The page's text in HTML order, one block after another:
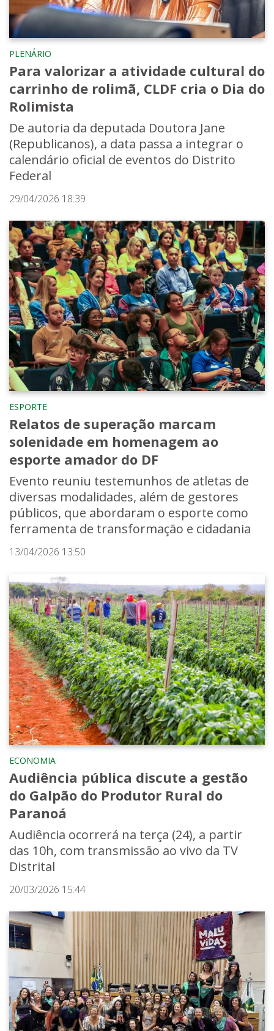
PLENÁRIO
Para valorizar a atividade cultural do
carrinho de rolimã, CLDF cria o Dia do
Rolimista
De autoria da deputada Doutora Jane
(Republicanos), a data passa a integrar o
calendário oficial de eventos do Distrito
Federal
29/04/2026 18:39
ESPORTE
Relatos de superação marcam
solenidade em homenagem ao
esporte amador do DF
Evento reuniu testemunhos de atletas de
diversas modalidades, além de gestores
públicos, que abordaram o esporte como
ferramenta de transformação e cidadania
13/04/2026 13:50
ECONOMIA
Audiência pública discute a gestão
do Galpão do Produtor Rural do
Paranoá
Audiência ocorrerá na terça (24), a partir
das 10h, com transmissão ao vivo da TV
Distrital
20/03/2026 15:44